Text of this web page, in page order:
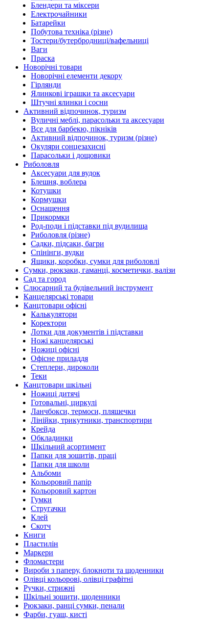
Блендери та міксери
Електрочайники
Батарейки
Побутова техніка (різне)
Тостери/бутербродниці/вафельниці
Ваги
Праска
Новорічні товари
Новорічні елементи декору
Гірлянди
Ялинкові іграшки та аксесуари
Штучні ялинки і сосни
Активний відпочинок, туризм
Вуличні меблі, парасольки та аксесуари
Все для барбекю, пікніків
Активний відпочинок, туризм (різне)
Окуляри сонцезахисні
Парасольки і дощовики
Риболовля
Аксесуари для вудок
Блешня, воблера
Котушки
Кормушки
Оснащення
Прикормки
Род-поди і підставки під вудилища
Риболовля (різне)
Садки, підсаки, багри
Спінінги, вудки
Ящики, коробки, сумки для риболовлі
Сумки, рюкзаки, гаманці, косметички, валізи
Сад та город
Слюсарний та будівельний інструмент
Канцелярські товари
Канцтовари офісні
Калькулятори
Коректори
Лотки для документів і підставки
Ножі канцелярські
Ножиці офісні
Офісне приладдя
Степлери, дироколи
Теки
Канцтовари шкільні
Ножиці дитячі
Готовальні, циркулі
Ланчбокси, термоси, пляшечки
Лінійки, трикутники, транспортири
Крейда
Обкладинки
Шкільний асортимент
Папки для зошитів, праці
Папки для школи
Альбоми
Кольоровий папір
Кольоровий картон
Гумки
Стругачки
Клей
Скотч
Книги
Пластилін
Маркери
Фломастери
Вироби з паперу, блокноти та щоденники
Олівці кольорові, олівці графітні
Ручки, стрижні
Шкільні зошити, щоденники
Рюкзаки, ранці сумки, пенали
Фарби, гуаш, кисті